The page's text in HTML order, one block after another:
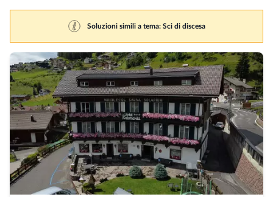
Soluzioni simili a tema: Sci di discesa